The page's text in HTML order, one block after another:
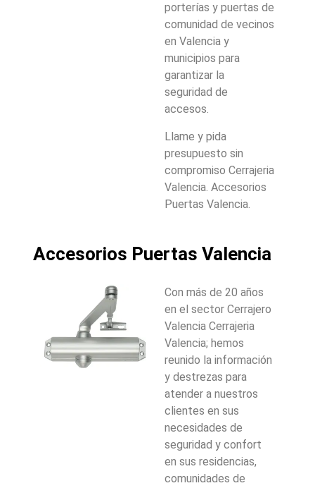
porterías y puertas de
comunidad de vecinos
en Valencia y
municipios para
garantizar la
seguridad de
accesos.
Llame y pida
presupuesto sin
compromiso Cerrajeria
Valencia. Accesorios
Puertas Valencia.
Accesorios Puertas Valencia
Con más de 20 años
en el sector Cerrajero
Valencia Cerrajeria
Valencia; hemos
reunido la información
y destrezas para
atender a nuestros
clientes en sus
necesidades de
seguridad y confort
en sus residencias,
comunidades de